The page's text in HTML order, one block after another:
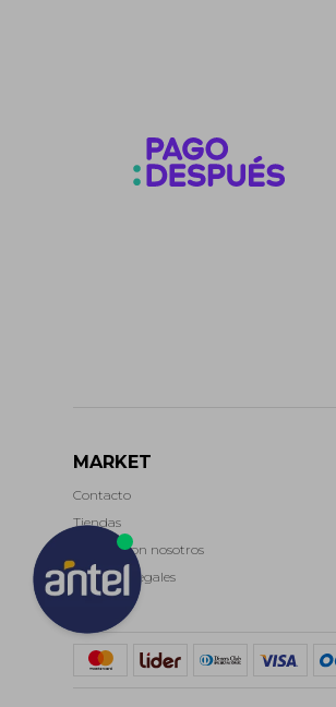
MARKET
Contacto
Tiendas
Trabaja con nosotros
Términos legales